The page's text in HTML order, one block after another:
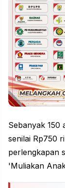
Sebanyak 150
senilai Rp750
perlengkapan
'Muliakan